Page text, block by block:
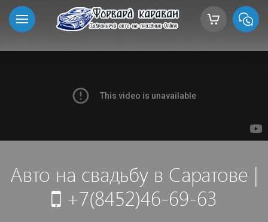
Авто на свадьбу в Саратове |
+7(8452)46-69-63